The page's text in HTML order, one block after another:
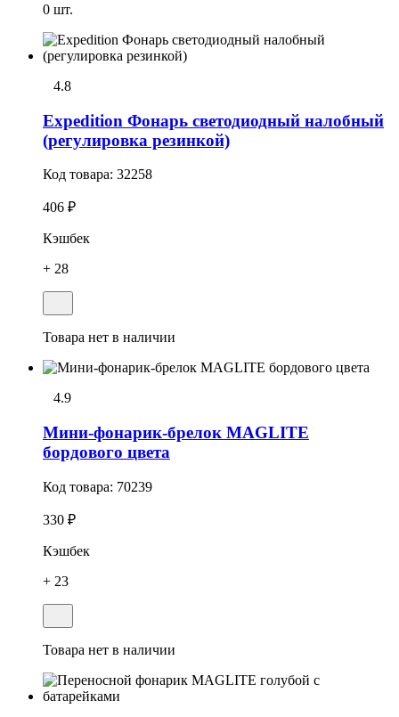
0 шт.
4.8
Expedition Фонарь светодиодный налобный
(регулировка резинкой)
Код товара: 32258
406 ₽
Кэшбек
+ 28
Товара нет в наличии
4.9
Мини-фонарик-брелок MAGLITE
бордового цвета
Код товара: 70239
330 ₽
Кэшбек
+ 23
Товара нет в наличии